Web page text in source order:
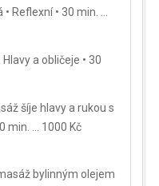
Reflexní • 30 min. …
a obličeje • 30
šíje hlavy a rukou s
min. … 1000 Kč
bylinným olejem